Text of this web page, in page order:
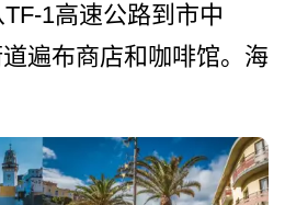
1高速公路到市中
遍布商店和咖啡馆。海